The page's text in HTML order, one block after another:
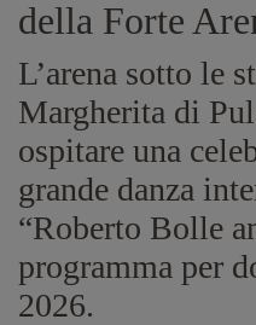
della Forte
L’arena sotto le
Margherita di
ospitare una
grande danza
“Roberto Bolle
programma per
2026.